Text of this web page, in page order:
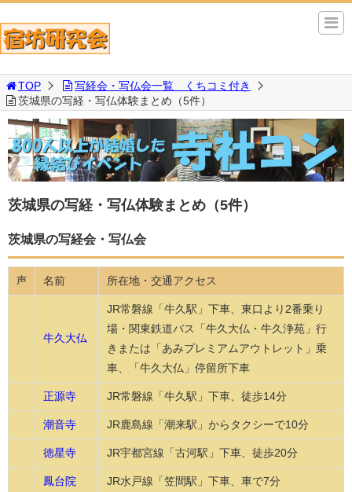
TOP
写経会・写仏会一覧 くちコミ付き
茨城県の写経・写仏体験まとめ（5件）
茨城県の写経・写仏体験まとめ（5件）
茨城県の写経会・写仏会
声 名前 所在地・交通アクセス
牛久大仏
JR常磐線「牛久駅」下車、東口より2番乗り
場・関東鉄道バス「牛久大仏・牛久浄苑」行
きまたは「あみプレミアムアウトレット」乗
車、「牛久大仏」停留所下車
正源寺 JR常磐線「牛久駅」下車、徒歩14分
潮音寺 JR鹿島線「潮来駅」からタクシーで10分
徳星寺 JR宇都宮線「古河駅」下車、徒歩20分
鳳台院 JR水戸線「笠間駅」下車、車で7分